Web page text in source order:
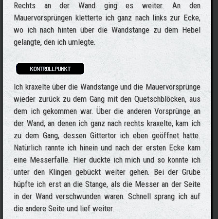
Rechts an der Wand ging es weiter. An den
Mauervorsprüngen kletterte ich ganz nach links zur Ecke,
wo ich nach hinten über die Wandstange zu dem Hebel
gelangte, den ich umlegte.
Ich kraxelte über die Wandstange und die Mauervorsprünge
wieder zurück zu dem Gang mit den Quetschblöcken, aus
dem ich gekommen war. Über die anderen Vorsprünge an
der Wand, an denen ich ganz nach rechts kraxelte, kam ich
zu dem Gang, dessen Gittertor ich eben geöffnet hatte.
Natürlich rannte ich hinein und nach der ersten Ecke kam
eine Messerfalle. Hier duckte ich mich und so konnte ich
unter den Klingen gebückt weiter gehen. Bei der Grube
hüpfte ich erst an die Stange, als die Messer an der Seite
in der Wand verschwunden waren. Schnell sprang ich auf
die andere Seite und lief weiter.